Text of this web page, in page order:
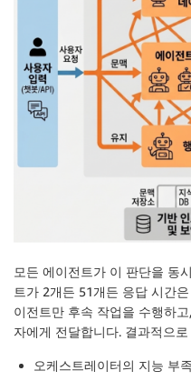
모든 에이전트가 이 판단을 동
트가 2개든 51개든 응답 시간
이전트만 후속 작업을 수행하
자에게 전달합니다. 결과적으
오케스트레이터의 지능 부